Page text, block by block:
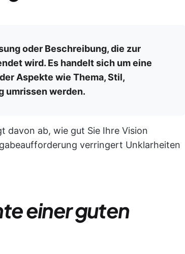
oder Beschreibung, die zur
wird. Es handelt sich um eine
Aspekte wie Thema, Stil,
umrissen werden.
davon ab, wie gut Sie Ihre Vision
verringert Unklarheiten
einer guten